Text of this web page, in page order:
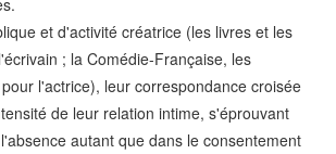
et d'activité créatrice (les livres et les
; la Comédie-Française, les
l'actrice), leur correspondance croisée
de leur relation intime, s'éprouvant
autant que dans le consentement